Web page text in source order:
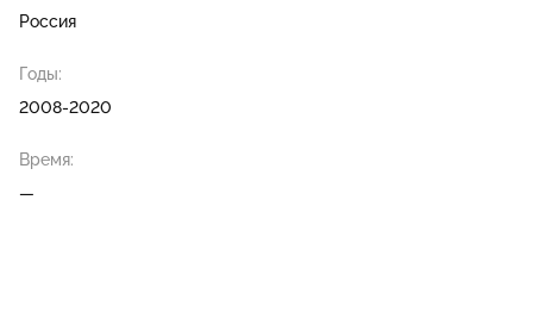
Россия
Годы:
2008-2020
Время:
—